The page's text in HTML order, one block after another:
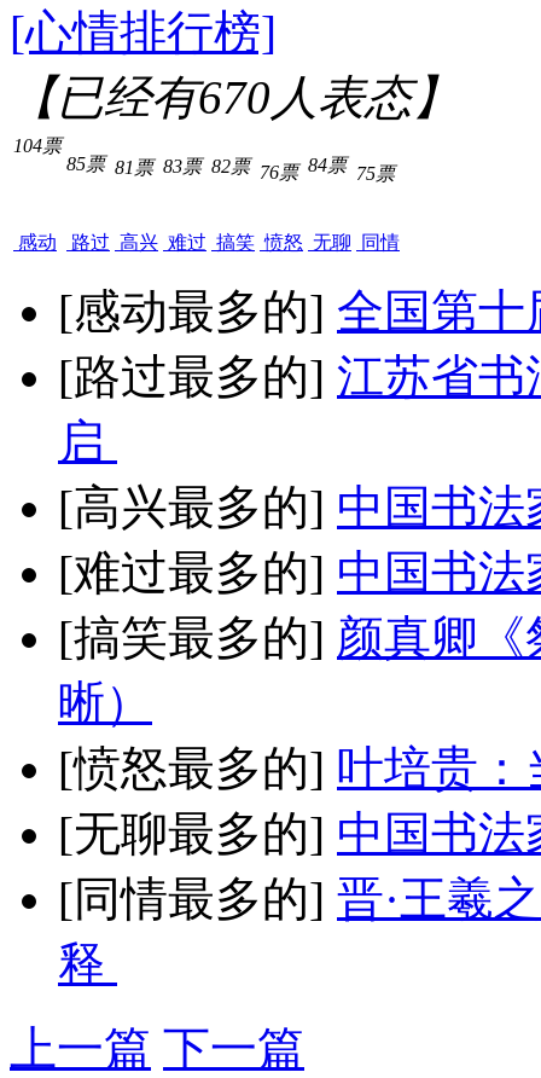
[心情排行榜]
【已经有670人表态】
104票
感动
85票
路过
81票
高兴
83票
难过
82票
搞笑
76票
愤怒
84票
无聊
75票
同情
[感动最多的] 全国第十
[路过最多的] 江苏省书
启
[高兴最多的] 中国书法
[难过最多的] 中国书法
[搞笑最多的] 颜真卿《
晰）
[愤怒最多的] 叶培贵：
[无聊最多的] 中国书法
[同情最多的] 晋·王羲
释
上一篇 下一篇